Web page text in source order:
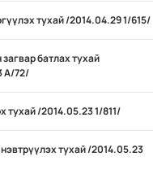
тухай /2014.04.29 1/615/
батлах тухай
А/72/
тухай /2014.05.23 1/811/
тухай /2014.05.23